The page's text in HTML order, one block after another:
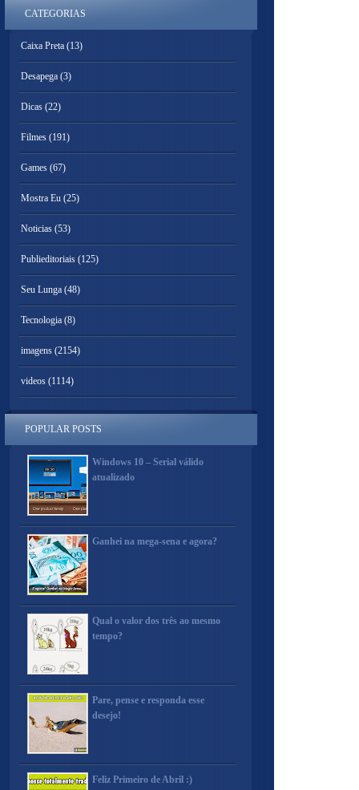
CATEGORIAS
Caixa Preta (13)
Desapega (3)
Dicas (22)
Filmes (191)
Games (67)
Mostra Eu (25)
Noticias (53)
Publieditoriais (125)
Seu Lunga (48)
Tecnologia (8)
imagens (2154)
videos (1114)
POPULAR POSTS
Windows 10 – Serial válido
atualizado
Ganhei na mega-sena e agora?
Qual o valor dos três ao mesmo
tempo?
Pare, pense e responda esse
desejo!
Feliz Primeiro de Abril :)